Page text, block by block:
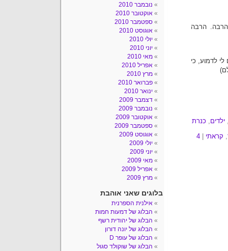
הרבה
לדמוע, כי
ילדים, כנרת
, קראתי 4
נובמבר 2010
אוקטובר 2010
ספטמבר 2010
אוגוסט 2010
יולי 2010
יוני 2010
מאי 2010
אפריל 2010
מרץ 2010
פברואר 2010
ינואר 2010
דצמבר 2009
נובמבר 2009
אוקטובר 2009
ספטמבר 2009
אוגוסט 2009
יולי 2009
יוני 2009
מאי 2009
אפריל 2009
מרץ 2009
בלוגים שאני אוהבת
אילנית הספרנית
הבלוג של דמעות חמות
הבלוג של יהודית רשף
הבלוג של יונה דורון
הבלוג של עופר D
הבלוג של שוקולד סגול